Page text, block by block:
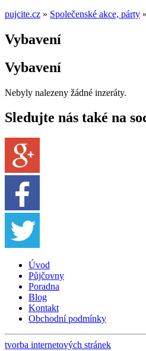
pujcite.cz » Společenské akce, párty »
Vybavení
Vybavení
Nebyly nalezeny žádné inzeráty.
Sledujte nás také na
Úvod
Půjčovny
Poradna
Blog
Kontakt
Obchodní podmínky
tvorba internetových stránek